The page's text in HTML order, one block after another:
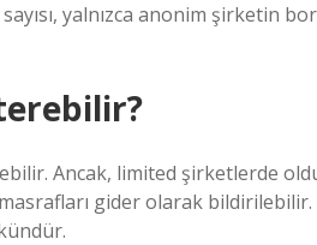
yalnızca anonim şirketin
Ancak, limited şirketlerde
gider olarak